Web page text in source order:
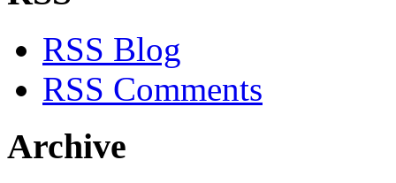
RSS Blog
RSS Comments
Archive